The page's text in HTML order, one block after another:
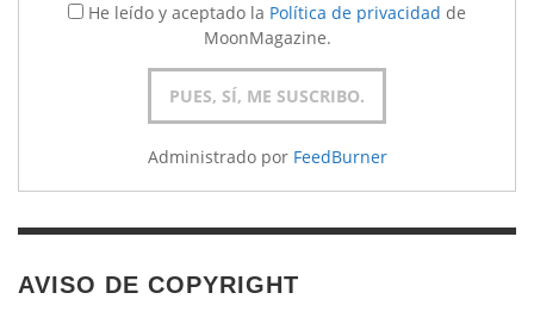
He leído y aceptado la Política de privacidad de
MoonMagazine.
Administrado por FeedBurner
AVISO DE COPYRIGHT